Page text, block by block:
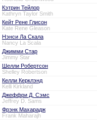
Кэтрин Тейлор
Kathryn Taylor Smith
Кейт Рене Глисон
Kate Rene Gleason
Нэнси Ла Скала
Nancy La Scala
Джимми Стар
Jimmy Star
Шелли Робертсон
Shelley Robertson
Келли Керклэнд
Kelli Kirkland
Джеффри Д. Сэмс
Jeffrey D. Sams
Фрэнк Махарадж
Frank Maharajh